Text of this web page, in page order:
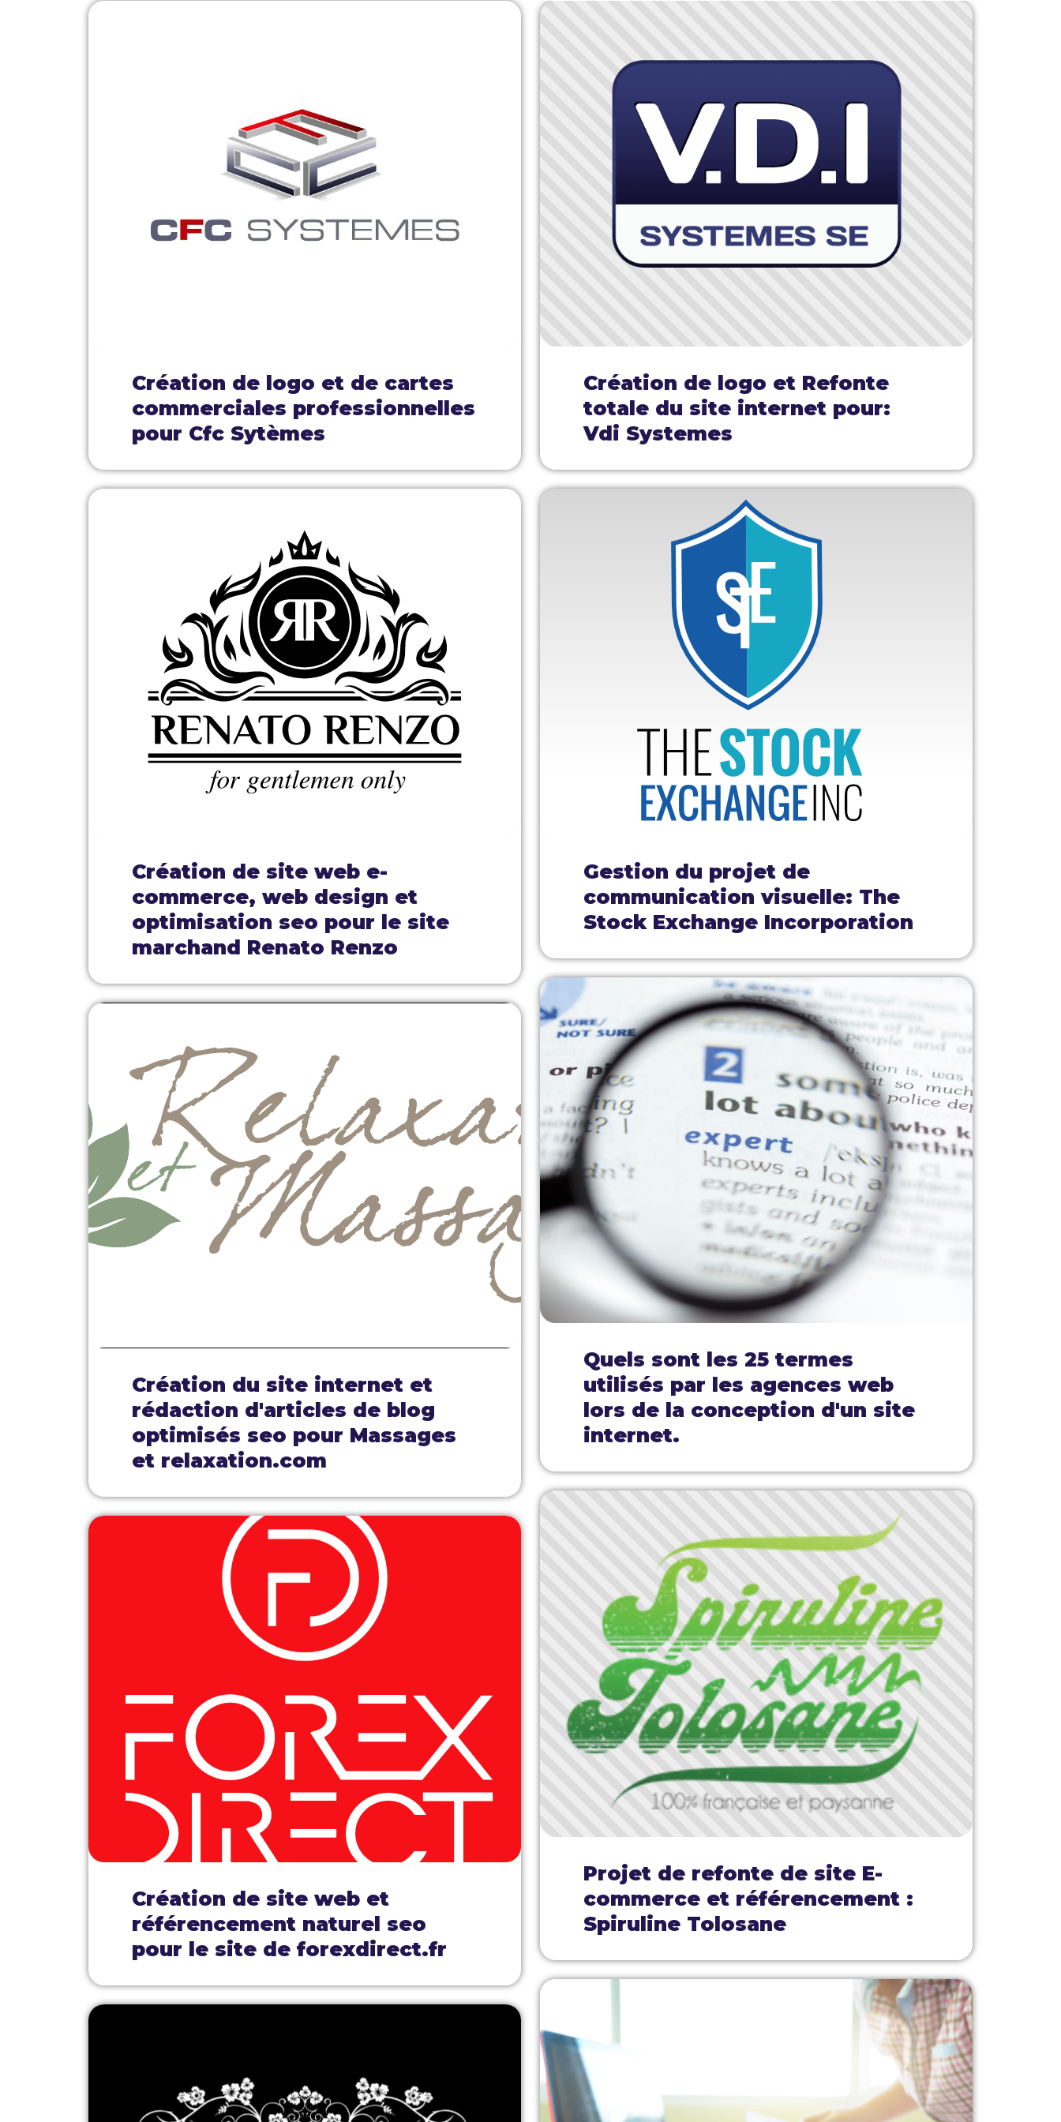
Création de logo et de cartes
commerciales professionnelles
pour Cfc Sytèmes
Création de site web e-
commerce, web design et
optimisation seo pour le site
marchand Renato Renzo
Création du site internet et
rédaction d'articles de blog
optimisés seo pour Massages
et relaxation.com
Création de site web et
référencement naturel seo
pour le site de forexdirect.fr
Création de logo et Refonte
totale du site internet pour:
Vdi Systemes
Gestion du projet de
communication visuelle: The
Stock Exchange Incorporation
Quels sont les 25 termes
utilisés par les agences web
lors de la conception d'un site
internet.
Projet de refonte de site E-
commerce et référencement :
Spiruline Tolosane